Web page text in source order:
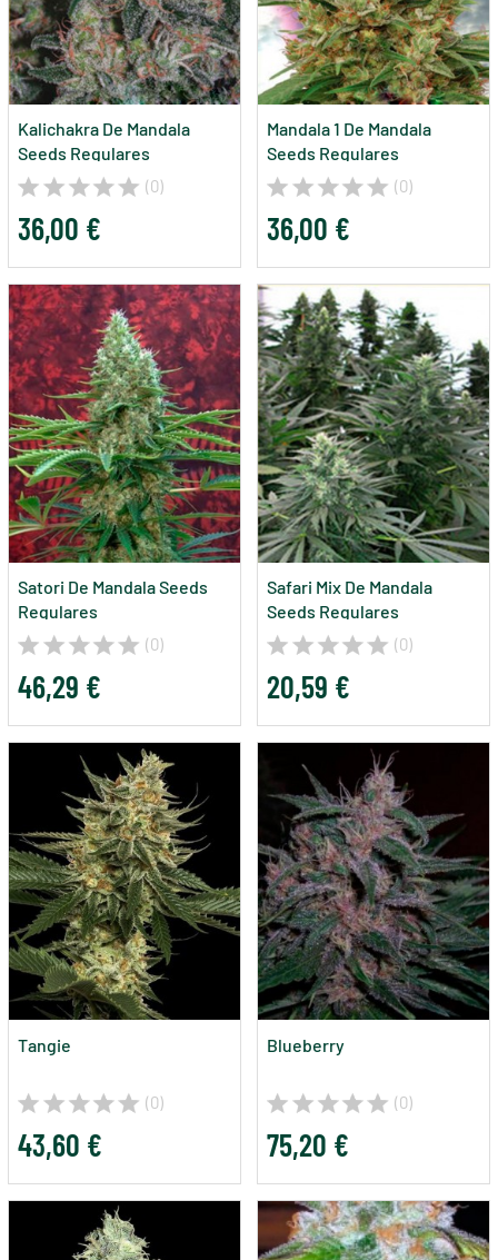
Kalichakra De Mandala
Seeds Regulares
(0)
36,00 €
Mandala 1 De Mandala
Seeds Regulares
(0)
36,00 €
Satori De Mandala Seeds
Regulares
(0)
46,29 €
Safari Mix De Mandala
Seeds Regulares
(0)
20,59 €
Tangie
(0)
43,60 €
Blueberry
(0)
75,20 €